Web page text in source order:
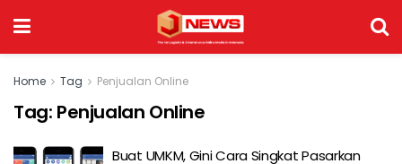
Home Tag Penjualan Online
Tag: Penjualan Online
Buat UMKM, Gini Cara Singkat Pasarkan